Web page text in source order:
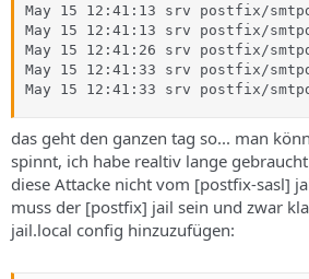
May 15 12:41:13 srv postfix/
May 15 12:41:13 srv postfix/
May 15 12:41:26 srv postfix/
May 15 12:41:33 srv postfix/
May 15 12:41:33 srv postfix/
das geht den ganzen tag so... man
spinnt, ich habe realtiv lange
diese Attacke nicht vom [postfix-sasl]
muss der [postfix] jail sein und zwar
jail.local config hinzuzufügen: